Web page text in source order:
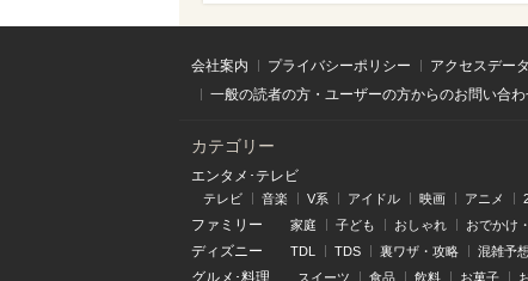
会社案内 プライバシーポリシー アクセスデー
一般の読者の方・ユーザーの方からのお問い合
カテゴリー
エンタメ･テレビ
テレビ 音楽 V系 アイドル 映画 アニメ
ファミリー 家庭 子ども おしゃれ おでかけ
ディズニー TDL TDS 裏ワザ・攻略 混雑予想
グルメ･料理 スイーツ 食品 飲料 お菓子